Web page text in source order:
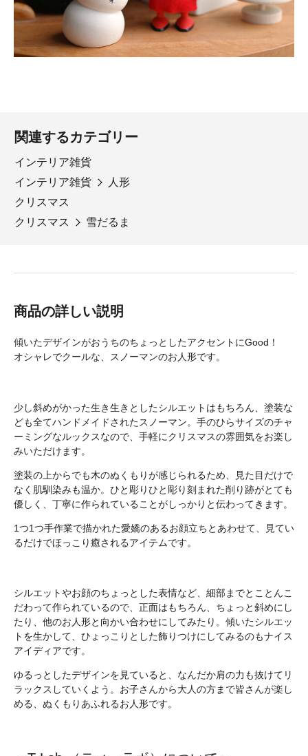
関連するカテゴリー
インテリア雑貨
インテリア雑貨
人形
クリスマス
クリスマス
雪だるま
商品の詳しい説明
傾いたデザインがおうちのちょっとしたアクセントにGood！
オシャレでクールな、スノーマンのお人形です。
少し斜めがかった生き生きとしたシルエットはもちろん、塗装な
ども全てハンドメイドされたスノーマン。手のひらサイズのチャ
ーミングなルックスなので、手軽にクリスマスの雰囲気をお楽し
みいただけます。
塗装の上からでも木のぬくもりが感じられるため、見た目だけで
なく肌馴染みも温か。ひと彫りひと彫り刻まれた削り跡がとても
優しく、丁寧に作られていることがしっかりと伝わってきます。
1つ1つ手作業で描かれた愛嬌のあるお顔立ちとあわせて、見てい
るだけでほっこり癒されるアイテムです。
シルエットやお顔のちょっとした表情など、細部までとことんこ
だわって作られているので、正面はもちろん、ちょっと斜めにし
たり、他のお人形と向かい合わせにしてみたり。傾いたシルエッ
トを生かして、ひょっこりとした飾りつけにしてみるのもナイス
アイディアです。
ゆるっとしたデザインを見ていると、なんだか肩の力も抜けてリ
ラックスしていくよう。お子さんから大人の方まで皆さんが楽し
める、ぬくもりあふれるお人形です。